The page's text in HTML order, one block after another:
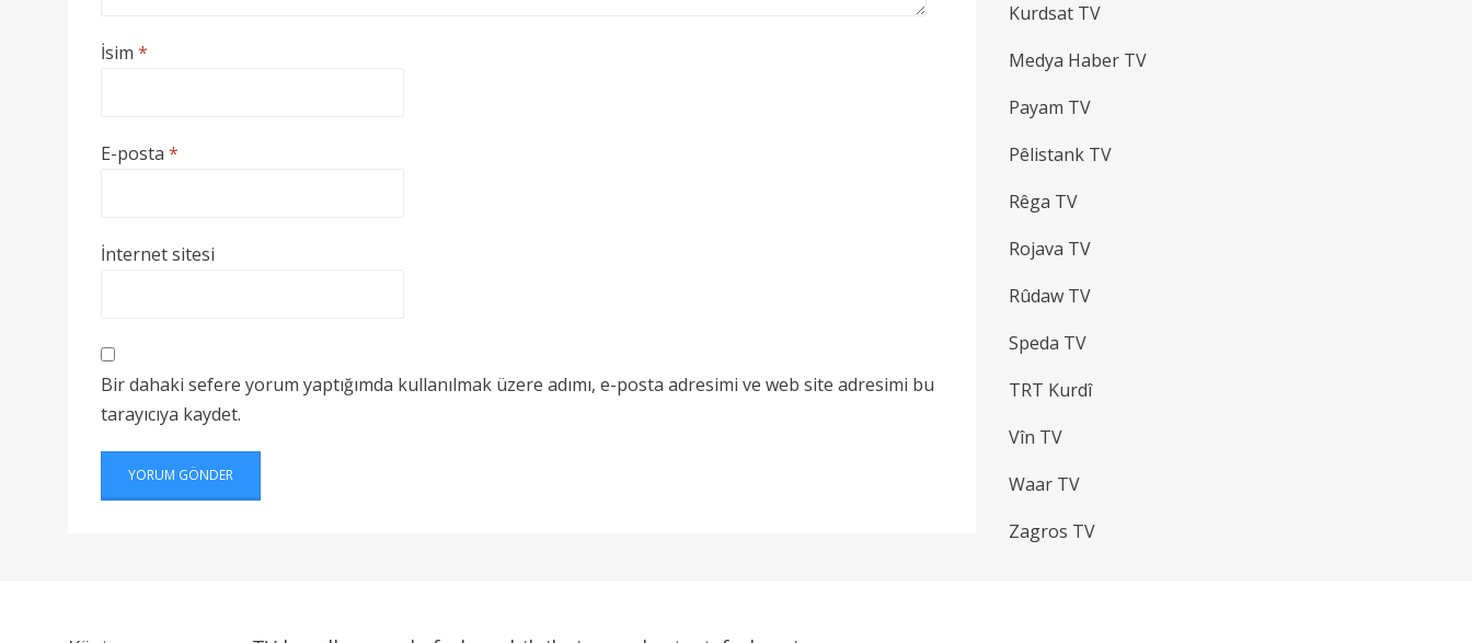
İsim *
E-posta *
İnternet sitesi
Bir dahaki sefere yorum yaptığımda kullanılmak üzere adımı, e-posta adresimi ve web site adresimi bu
tarayıcıya kaydet.
Kurdsat TV
Medya Haber TV
Payam TV
Pêlistank TV
Rêga TV
Rojava TV
Rûdaw TV
Speda TV
TRT Kurdî
Vîn TV
Waar TV
Zagros TV